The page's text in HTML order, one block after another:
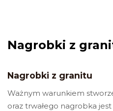
Nagrobki z
Nagrobki z granitu
Ważnym warunkiem
oraz trwałego nagrobka